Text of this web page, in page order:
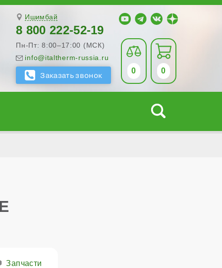
Ишимбай
8 800 222-52-19
Пн-Пт: 8:00–17:00 (МСК)
info@italtherm-russia.ru
0 0
Запчасти